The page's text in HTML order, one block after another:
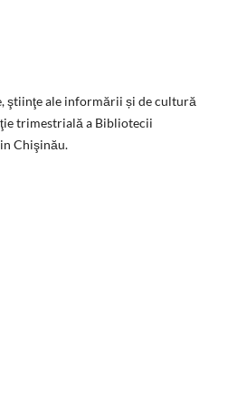
ştiinţe ale informării și de cultură
trimestrială a Bibliotecii
Chişinău.